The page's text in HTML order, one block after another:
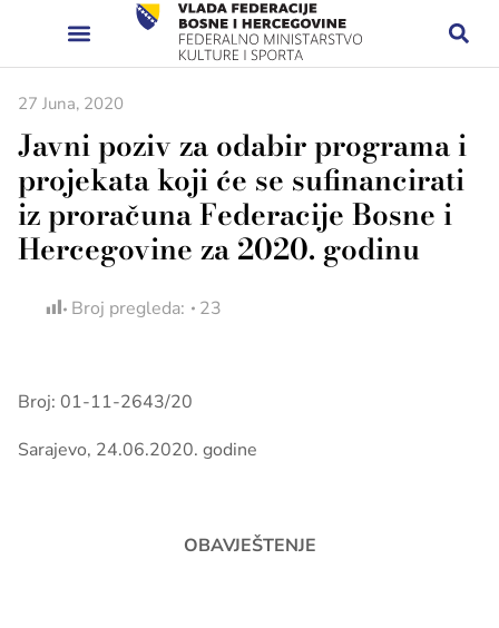
27 Juna, 2020
Javni poziv za odabir programa i
projekata koji će se sufinancirati
iz proračuna Federacije Bosne i
Hercegovine za 2020. godinu
Broj pregleda: 23
Broj: 01-11-2643/20
Sarajevo, 24.06.2020. godine
OBAVJEŠTENJE